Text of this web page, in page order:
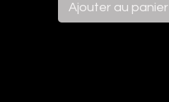
Ajouter au panier